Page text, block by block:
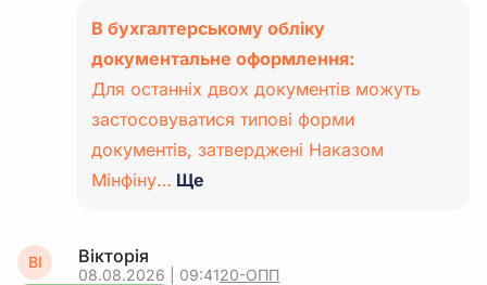
В бухгалтерському обліку
документальне оформлення:
Для останніх двох документів можуть
застосовуватися типові форми
документів, затверджені Наказом
Мінфіну… Ще
ВІ Вікторія
08.08.2026 | 09:4120-ОПП